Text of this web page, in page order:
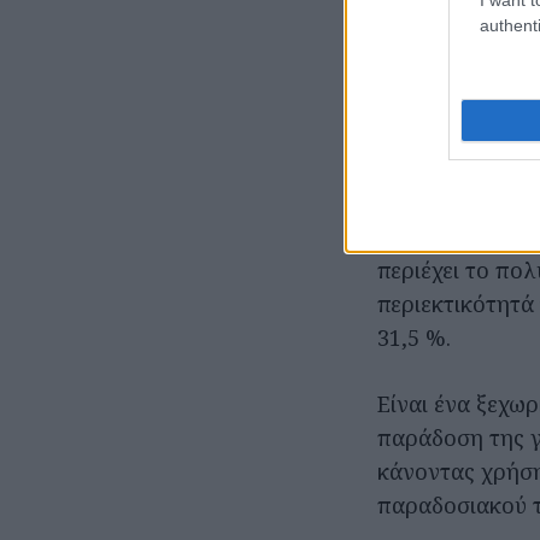
του γεύση και
Τυρένια
Το Ξύγαλο
με χρώμα
περιέχει το
31,5 %.
Είναι ένα
παράδοση της
κάνοντας
παραδοσιακού